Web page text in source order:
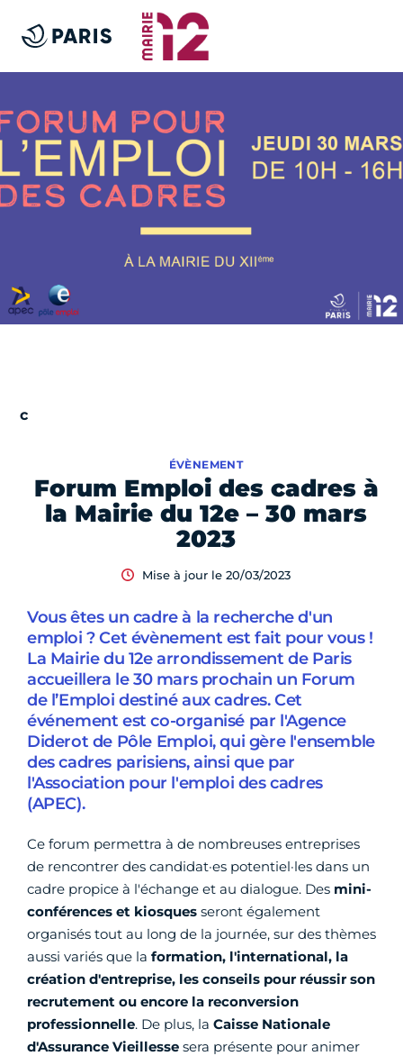
Forum Emploi des cadres à
la Mairie du 12e – 30 mars
2023
ÉVÈNEMENT
Mise à jour le 20/03/2023
Vous êtes un cadre à la recherche d'un
emploi ? Cet évènement est fait pour vous !
La Mairie du 12e arrondissement de Paris
accueillera le 30 mars prochain un Forum
de l’Emploi destiné aux cadres. Cet
événement est co-organisé par l'Agence
Diderot de Pôle Emploi, qui gère l'ensemble
des cadres parisiens, ainsi que par
l'Association pour l'emploi des cadres
(APEC).
Ce forum permettra à de nombreuses entreprises
de rencontrer des candidat·es potentiel·les dans un
cadre propice à l'échange et au dialogue. Des mini-
conférences et kiosques seront également
organisés tout au long de la journée, sur des thèmes
aussi variés que la formation, l'international, la
création d'entreprise, les conseils pour réussir son
recrutement ou encore la reconversion
professionnelle. De plus, la Caisse Nationale
d'Assurance Vieillesse sera présente pour animer